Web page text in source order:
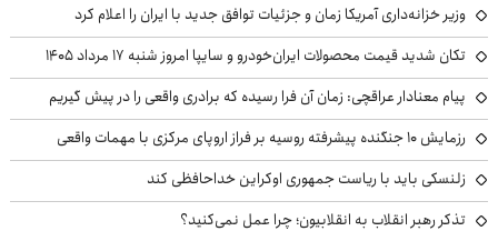
وزیر خزانه‌داری آمریکا زمان و جزئیات توافق جدید با ایران را اعلام کرد
تکان شدید قیمت محصولات ایران‌خودرو و سایپا امروز شنبه ۱۷ مرداد ۱۴۰۵
پیام معنادار عراقچی: زمان آن فرا رسیده که برادری واقعی را در پیش گیریم
رزمایش ۱۰ جنگنده پیشرفته روسیه بر فراز اروپای مرکزی با مهمات واقعی
زلنسکی باید با ریاست جمهوری اوکراین خداحافظی کند
تذکر رهبر انقلاب به انقلابیون؛ چرا عمل نمی‌کنید؟